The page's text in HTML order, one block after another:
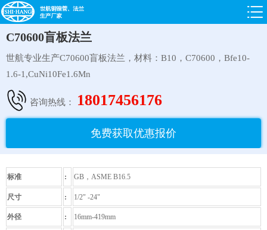
C70600盲板法兰
世航专业生产C70600盲板法兰，材料：B10，C70600，Bfe10-
1.6-1,CuNi10Fe1.6Mn
咨询热线： 18017456176
免费获取优惠报价
标准 : GB，ASME B16.5
尺寸 : 1/2" -24"
外径 : 16mm-419mm